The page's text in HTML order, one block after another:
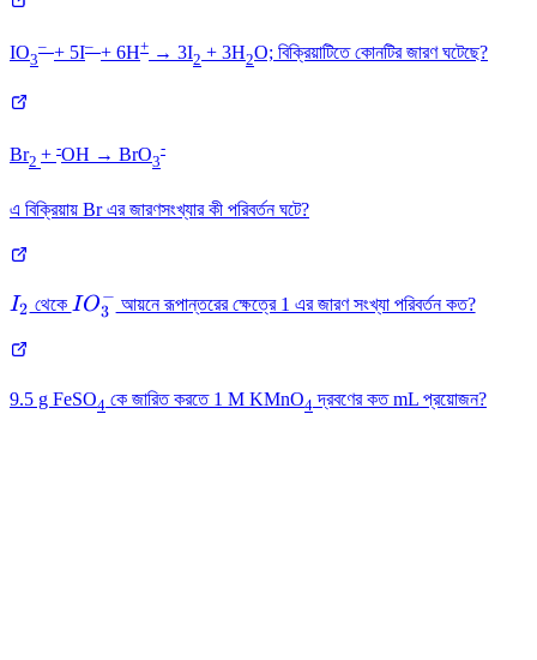
IO3
– + 5I– + 6H+ → 3I2 + 3H2O; বিক্রিয়াটিতে কোনটির জারণ ঘটেছে?
Br2 + -OH → BrO3
-
এ বিক্রিয়ায় Br এর জারণসংখ্যার কী পরিবর্তন ঘটে?
I_2
I2 থেকে IO_3^{-}
IO3
− আয়নে রূপান্তরের ক্ষেত্রে 1 এর জারণ সংখ্যা পরিবর্তন কত?
9.5 g FeSO4 কে জারিত করতে 1 M KMnO4 দ্রবণের কত mL প্রয়োজন?